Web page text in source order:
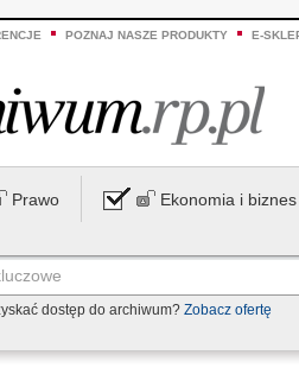
POZNAJ NASZE PRODUKTY E-
Prawo Ekonomia i biznes
dostęp do archiwum? Zobacz ofertę